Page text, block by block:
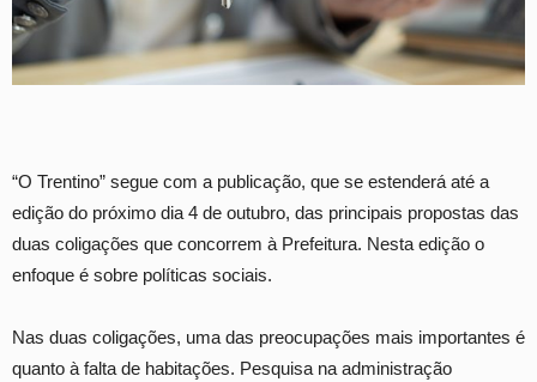
“O Trentino” segue com a publicação, que se estenderá até a
edição do próximo dia 4 de outubro, das principais propostas das
duas coligações que concorrem à Prefeitura. Nesta edição o
enfoque é sobre políticas sociais.
Nas duas coligações, uma das preocupações mais importantes é
quanto à falta de habitações. Pesquisa na administração